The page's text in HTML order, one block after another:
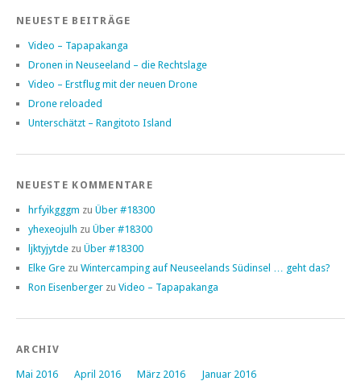
NEUESTE BEITRÄGE
Video – Tapapakanga
Dronen in Neuseeland – die Rechtslage
Video – Erstflug mit der neuen Drone
Drone reloaded
Unterschätzt – Rangitoto Island
NEUESTE KOMMENTARE
hrfyikgggm zu Über #18300
yhexeojulh zu Über #18300
ljktyjytde zu Über #18300
Elke Gre zu Wintercamping auf Neuseelands Südinsel … geht das?
Ron Eisenberger zu Video – Tapapakanga
ARCHIV
Mai 2016 April 2016 März 2016
Januar 2016